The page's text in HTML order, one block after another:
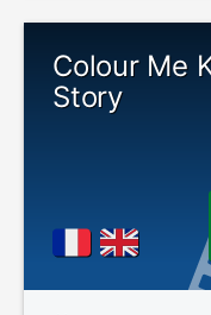
Colour Me
Story